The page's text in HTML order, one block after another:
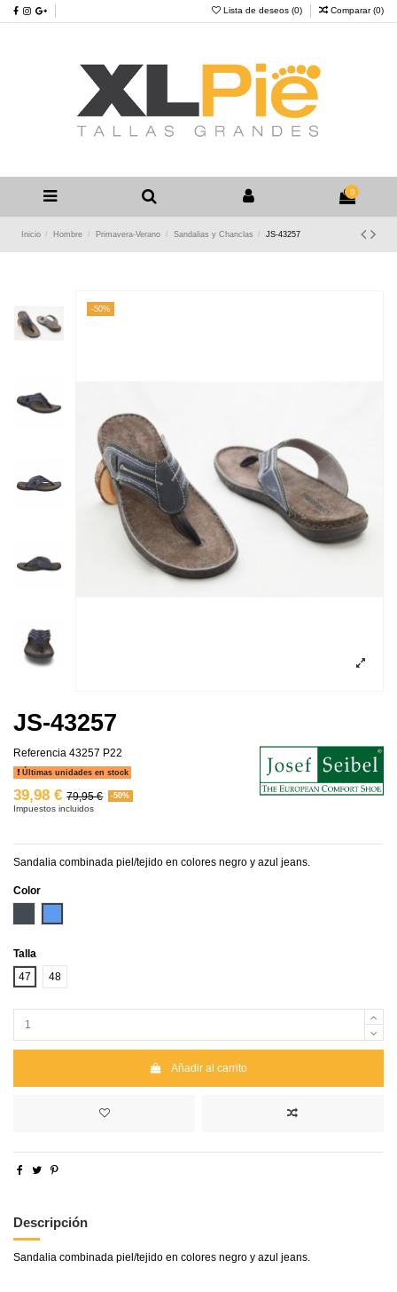
Lista de deseos (0) Comparar (0)
0
Inicio Hombre Primavera-Verano Sandalias y Chanclas JS-43257
-50%
JS-43257
Referencia 43257 P22
Últimas unidades en stock
39,98 € 79,95 € -50%
Impuestos incluidos
Sandalia combinada piel/tejido en colores negro y azul jeans.
Color
Talla
47
48
Añadir al carrito
Descripción
Sandalia combinada piel/tejido en colores negro y azul jeans.